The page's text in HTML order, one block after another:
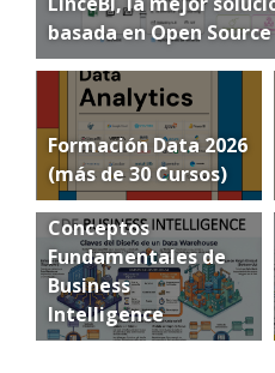
basada en Open Source
Formación Data 2026
(más de 30 Cursos)
Conceptos
Fundamentales de
Business
Intelligence